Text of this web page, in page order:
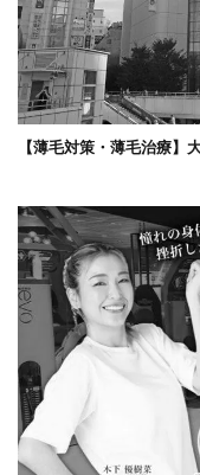
【薄毛対策・薄毛治療】